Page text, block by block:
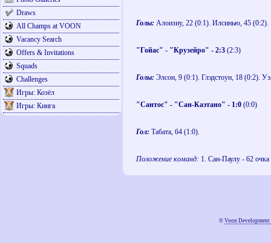
Draws
All Champs at VOON
Vacancy Search
Offers & Invitations
Squads
Challenges
Игры: Козёл
Игры: Кинга
Голы: Алоизиу, 22 (0:1). Илсинью, 45 (0:2).
"Гойас" - "Крузейро" - 2:3 (2:3)
Голы: Элсон, 9 (0:1). Глэдстоун, 18 (0:2).
"Сантос" - "Сан-Каэтано" - 1:0 (0:0)
Гол: Табата, 64 (1:0).
Положение команд: 1. Сан-Паулу - 62
© Voon Development